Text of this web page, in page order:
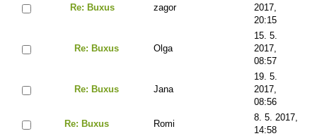
Re: Buxus zagor
2017,
20:15
Re: Buxus Olga
15. 5.
2017,
08:57
Re: Buxus Jana
19. 5.
2017,
08:56
Re: Buxus Romi
8. 5. 2017,
14:58